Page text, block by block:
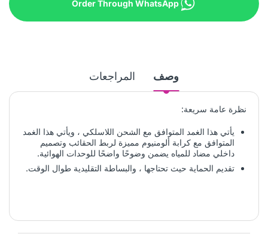
Order Through WhatsApp
وصف المراجعات
نظرة عامة سريعة:
يأتي هذا الغمد المتوافق مع الشحن اللاسلكي ، ويأتي هذا الغمد
المتوافق مع كرابة ألومنيوم مميزة لربط الحقائب وتصميم
داخلي مضاد للمياه يضمن وضوحًا واضحًا للوحدات الهوائية.
تقديم الحماية حيث تحتاجها ، والبساطة التقليدية طوال الوقت.